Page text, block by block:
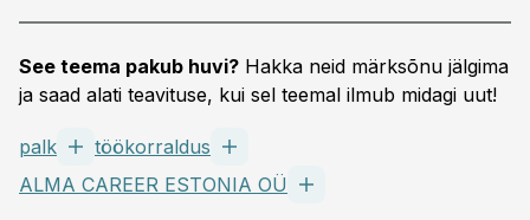
See teema pakub huvi? Hakka neid märksõnu jälgima
ja saad alati teavituse, kui sel teemal ilmub midagi uut!
palk
töökorraldus
ALMA CAREER ESTONIA OÜ